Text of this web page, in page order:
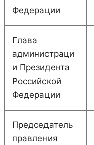
Федерации
Глава
администраци
и Президента
Российской
Федерации
Председатель
правления